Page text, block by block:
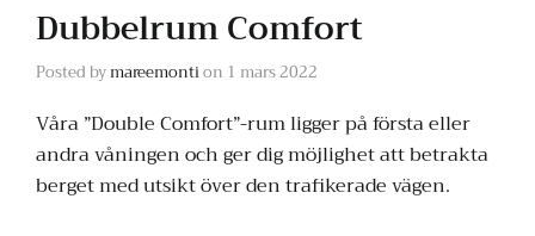
Dubbelrum Comfort
Posted bymareemontion 1 mars 2022
Våra ”Double Comfort”-rum ligger på första eller
andra våningen och ger dig möjlighet att betrakta
berget med utsikt över den trafikerade vägen.